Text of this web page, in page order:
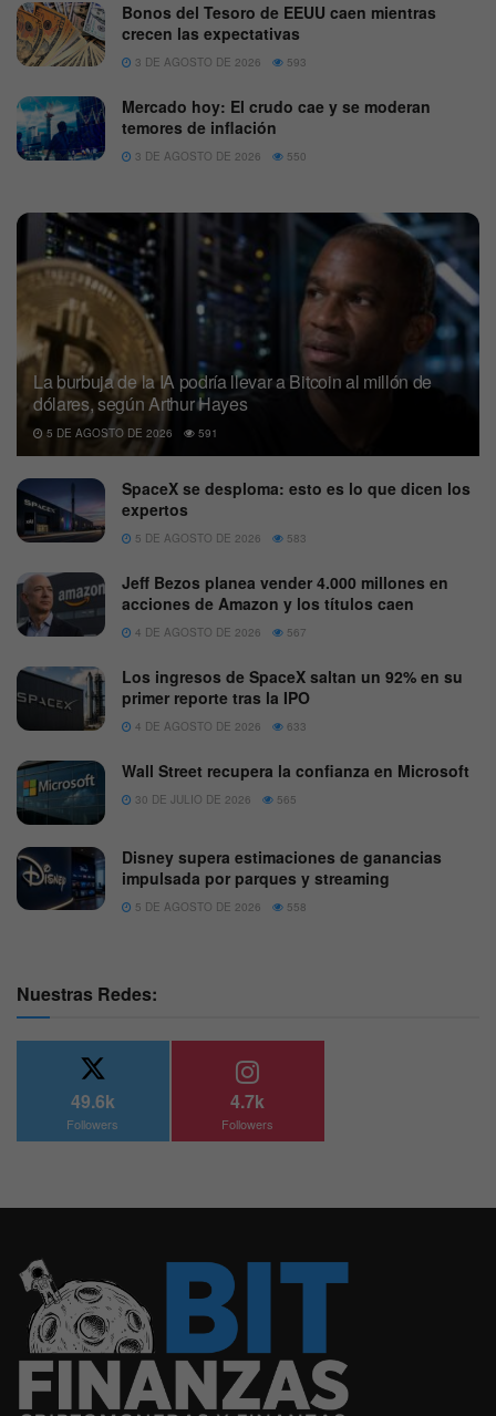
Bonos del Tesoro de EEUU caen mientras
crecen las expectativas
3 DE AGOSTO DE 2026 593
Mercado hoy: El crudo cae y se moderan
temores de inflación
3 DE AGOSTO DE 2026 550
La burbuja de la IA podría llevar a Bitcoin al millón de
dólares, según Arthur Hayes
5 DE AGOSTO DE 2026 591
SpaceX se desploma: esto es lo que dicen los
expertos
5 DE AGOSTO DE 2026 583
Jeff Bezos planea vender 4.000 millones en
acciones de Amazon y los títulos caen
4 DE AGOSTO DE 2026 567
Los ingresos de SpaceX saltan un 92% en su
primer reporte tras la IPO
4 DE AGOSTO DE 2026 633
Wall Street recupera la confianza en Microsoft
30 DE JULIO DE 2026 565
Disney supera estimaciones de ganancias
impulsada por parques y streaming
5 DE AGOSTO DE 2026 558
Nuestras Redes:
49.6k
Followers
4.7k
Followers